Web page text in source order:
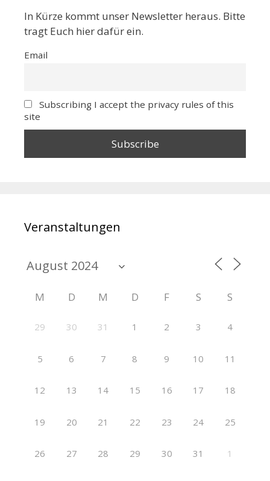
In Kürze kommt unser Newsletter heraus. Bitte
tragt Euch hier dafür ein.
Email
Subscribing I accept the privacy rules of this
site
Veranstaltungen
M D M D F S S
29 30 31 1 2 3 4
5 6 7 8 9 10 11
12 13 14 15 16 17 18
19 20 21 22 23 24 25
26 27 28 29 30 31 1